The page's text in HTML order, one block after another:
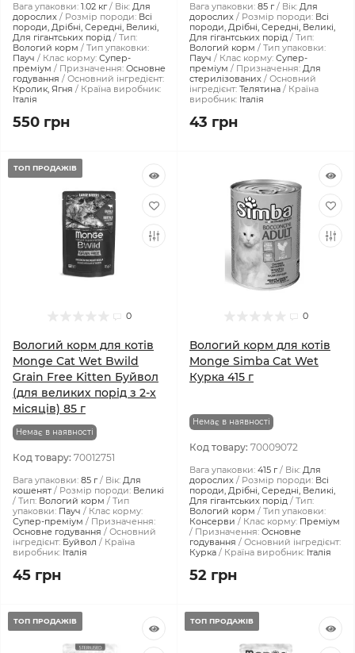
Вага упаковки: 1.02 кг Вік: Для
дорослих
Розмір породи: Всі
породи, Дрібні, Середні, Великі,
Для гігантських порід
Тип:
Вологий корм
Тип упаковки:
Пауч
Клас корму: Супер-
преміум
Призначення: Основне
годування
Основний інгредієнт:
Кролик, Ягня
Країна виробник:
Італія
550 грн
Вага упаковки: 85 г Вік: Для
дорослих
Розмір породи: Всі
породи, Дрібні, Середні, Великі,
Для гігантських порід
Тип:
Вологий корм
Тип упаковки:
Пауч
Клас корму: Супер-
преміум
Призначення: Для
стерилізованих
Основний
інгредієнт: Телятина
Країна
виробник: Італія
43 грн
ТОП ПРОДАЖІВ
0
Вологий корм для котів
Monge Cat Wet Bwild
Grain Free Kitten Буйвол
(для великих порід з 2-х
місяців) 85 г
Немає в наявності
Код товару: 70012751
Вага упаковки: 85 г Вік: Для
кошенят
Розмір породи: Великі
Тип: Вологий корм
Тип
упаковки: Пауч
Клас корму:
Супер-преміум
Призначення:
Основне годування
Основний
інгредієнт: Буйвол
Країна
виробник: Італія
45 грн
0
Вологий корм для котів
Monge Simba Cat Wet
Курка 415 г
Немає в наявності
Код товару: 70009072
Вага упаковки: 415 г Вік: Для
дорослих
Розмір породи: Всі
породи, Дрібні, Середні, Великі,
Для гігантських порід
Тип:
Вологий корм
Тип упаковки:
Консерви
Клас корму: Преміум
Призначення: Основне
годування
Основний інгредієнт:
Курка
Країна виробник: Італія
52 грн
ТОП ПРОДАЖІВ ТОП ПРОДАЖІВ